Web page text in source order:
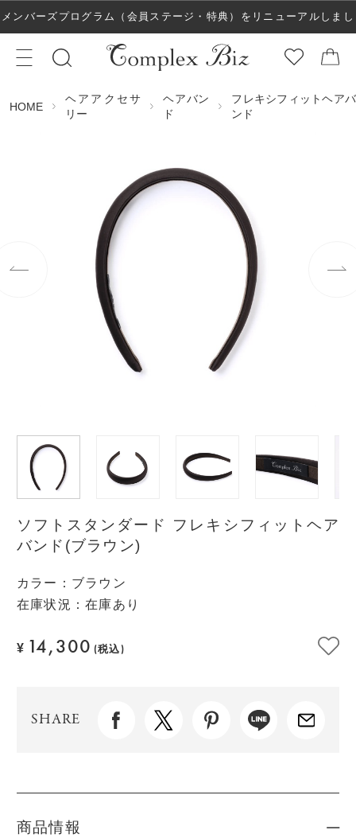
メンバーズプログラム（会員ステージ・特典）をリニューアルしまし
た！
HOME
ヘアアクセサ
リー
ヘアバン
ド
フレキシフィットヘアバ
ンド
ソフトスタンダード フレキシフィットヘア
バンド(ブラウン)
カラー ： ブラウン
在庫状況：在庫あり
¥ 14,300 (税込)
SHARE
商品情報